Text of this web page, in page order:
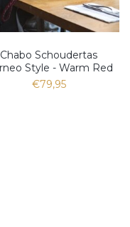
Chabo Schoudertas
Style - Warm Red
€79,95